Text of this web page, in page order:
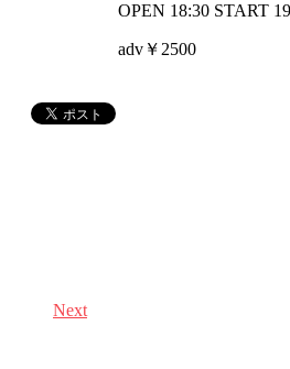
OPEN 18:30 START
adv￥2500
Next